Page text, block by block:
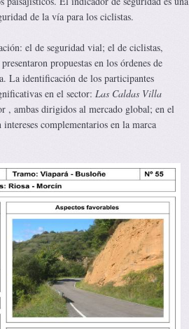
de la vía para los ciclistas.
el de seguridad vial; el de ciclistas,
propuestas en los órdenes de
La identificación de los participantes
en el sector: Las Caldas Villa
, ambas dirigidos al mercado global; en el
complementarios en la marca